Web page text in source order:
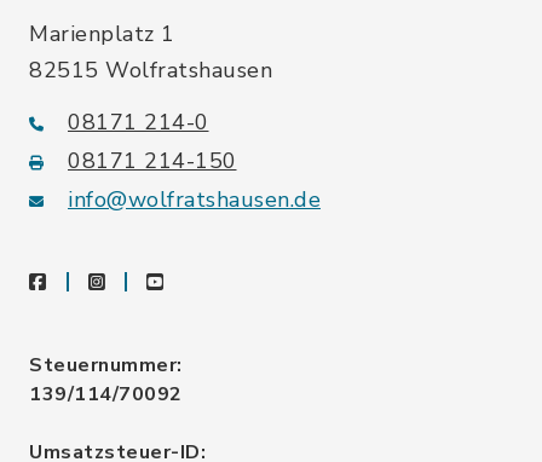
Marienplatz 1
82515 Wolfratshausen
08171 214-0
08171 214-150
info@wolfratshausen.de
facebookinstagramyoutube
Steuernummer:
139/114/70092
Umsatzsteuer-ID: